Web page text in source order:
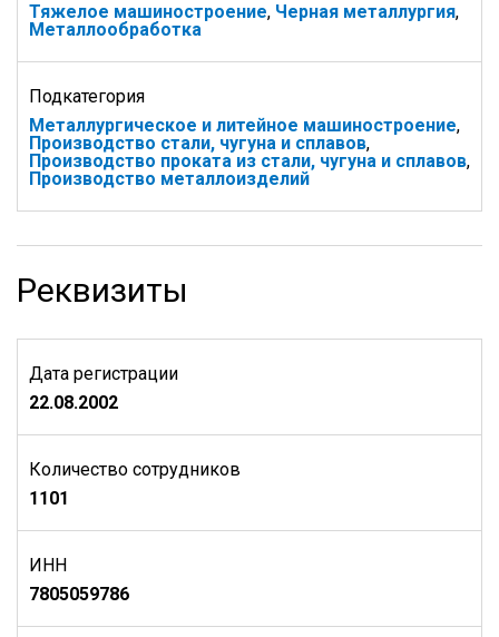
Тяжелое машиностроение, Черная металлургия,
Металлообработка
Подкатегория
Металлургическое и литейное машиностроение,
Производство стали, чугуна и сплавов,
Производство проката из стали, чугуна и сплавов,
Производство металлоизделий
Реквизиты
Дата регистрации
22.08.2002
Количество сотрудников
1101
ИНН
7805059786